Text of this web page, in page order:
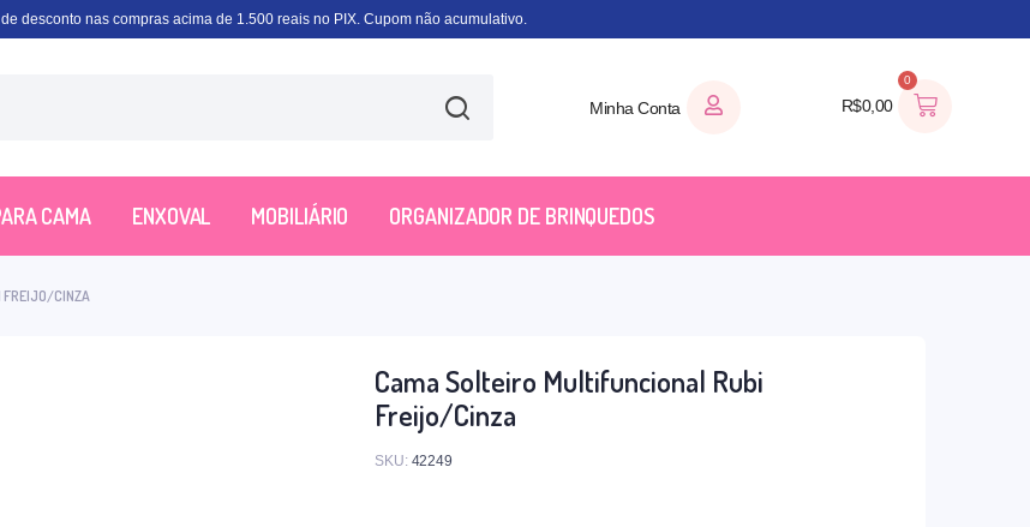
desconto nas compras acima de 1.500 reais no PIX. Cupom não acumulativo.
Minha Conta R$0,00
0
CAMA ENXOVAL MOBILIÁRIO ORGANIZADOR DE BRINQUEDOS
FREIJO/CINZA
Cama Solteiro Multifuncional Rubi
Freijo/Cinza
SKU: 42249